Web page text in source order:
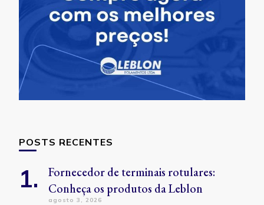
POSTS RECENTES
Fornecedor de terminais rotulares:
Conheça os produtos da Leblon
agosto 3, 2026